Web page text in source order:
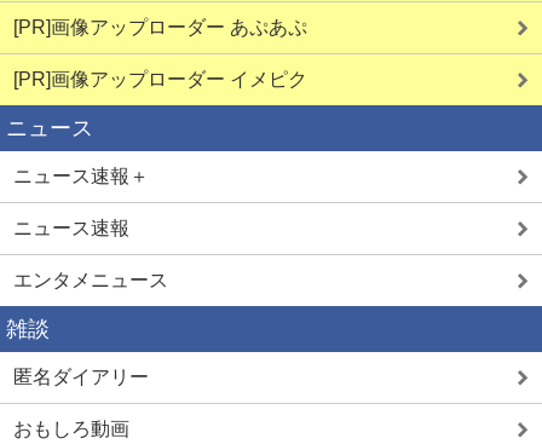
[PR]画像アップローダー あぷあぷ
[PR]画像アップローダー イメピク
ニュース
ニュース速報＋
ニュース速報
エンタメニュース
雑談
匿名ダイアリー
おもしろ動画